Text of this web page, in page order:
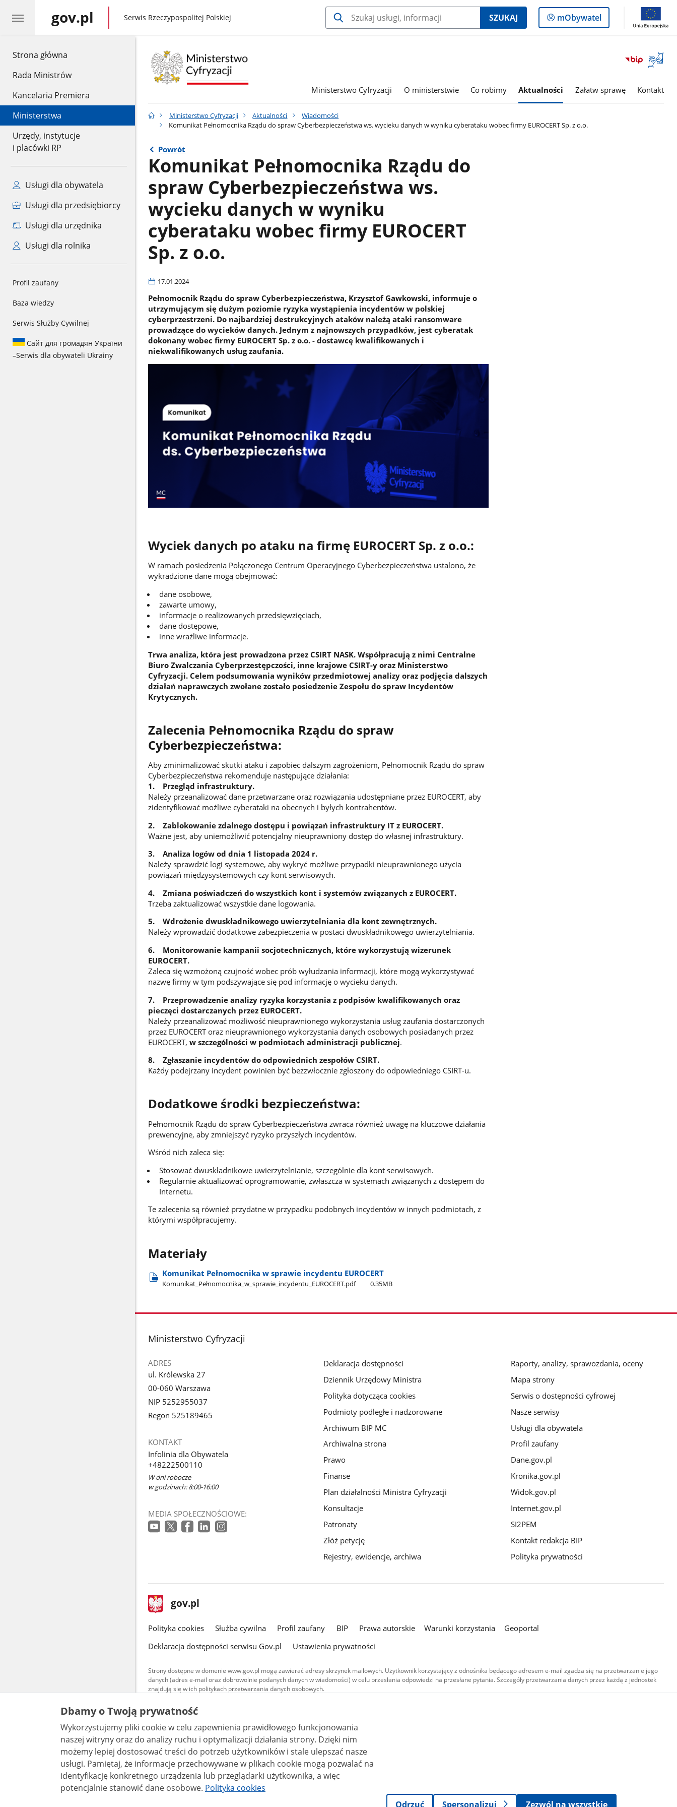
Strona główna
Rada Ministrów
Kancelaria Premiera
Ministerstwa
Urzędy, instytucje
i placówki RP
Usługi dla obywatela
Usługi dla przedsiębiorcy
Usługi dla urzędnika
Usługi dla rolnika
Profil zaufany
Baza wiedzy
Serwis Służby Cywilnej
Сайт для громадян України
–Serwis dla obywateli Ukrainy
gov.pl gov.pl
Serwis Rzeczypospolitej Polskiej SZUKAJ
Logowanie
do
mObywatel
Otwórz
okno
Ministerstwo Cyfryzacji O ministerstwie Co robimy Aktualności Załatw sprawę Kontakt
Ministerstwo Cyfryzacji Aktualności
Wiadomości
Komunikat Pełnomocnika Rządu do spraw Cyberbezpieczeństwa ws. wycieku danych w wyniku cyberataku wobec firmy EUROCERT Sp. z o.o.
Powrót
Komunikat Pełnomocnika Rządu do
spraw Cyberbezpieczeństwa ws.
wycieku danych w wyniku
cyberataku wobec firmy EUROCERT
Sp. z o.o.
17.01.2024
Pełnomocnik Rządu do spraw Cyberbezpieczeństwa, Krzysztof Gawkowski, informuje o
utrzymującym się dużym poziomie ryzyka wystąpienia incydentów w polskiej
cyberprzestrzeni. Do najbardziej destrukcyjnych ataków należą ataki ransomware
prowadzące do wycieków danych. Jednym z najnowszych przypadków, jest cyberatak
dokonany wobec firmy EUROCERT Sp. z o.o. - dostawcę kwalifikowanych i
niekwalifikowanych usług zaufania.
Wyciek danych po ataku na firmę EUROCERT Sp. z o.o.:
W ramach posiedzenia Połączonego Centrum Operacyjnego Cyberbezpieczeństwa ustalono, że
wykradzione dane mogą obejmować:
dane osobowe,
zawarte umowy,
informacje o realizowanych przedsięwzięciach,
dane dostępowe,
inne wrażliwe informacje.
Trwa analiza, która jest prowadzona przez CSIRT NASK. Współpracują z nimi Centralne
Biuro Zwalczania Cyberprzestępczości, inne krajowe CSIRT-y oraz Ministerstwo
Cyfryzacji. Celem podsumowania wyników przedmiotowej analizy oraz podjęcia dalszych
działań naprawczych zwołane zostało posiedzenie Zespołu do spraw Incydentów
Krytycznych.
Zalecenia Pełnomocnika Rządu do spraw
Cyberbezpieczeństwa:
Aby zminimalizować skutki ataku i zapobiec dalszym zagrożeniom, Pełnomocnik Rządu do spraw
Cyberbezpieczeństwa rekomenduje następujące działania:
1. Przegląd infrastruktury.
Należy przeanalizować dane przetwarzane oraz rozwiązania udostępniane przez EUROCERT, aby
zidentyfikować możliwe cyberataki na obecnych i byłych kontrahentów.
2. Zablokowanie zdalnego dostępu i powiązań infrastruktury IT z EUROCERT.
Ważne jest, aby uniemożliwić potencjalny nieuprawniony dostęp do własnej infrastruktury.
3. Analiza logów od dnia 1 listopada 2024 r.
Należy sprawdzić logi systemowe, aby wykryć możliwe przypadki nieuprawnionego użycia
powiązań międzysystemowych czy kont serwisowych.
4. Zmiana poświadczeń do wszystkich kont i systemów związanych z EUROCERT.
Trzeba zaktualizować wszystkie dane logowania.
5. Wdrożenie dwuskładnikowego uwierzytelniania dla kont zewnętrznych.
Należy wprowadzić dodatkowe zabezpieczenia w postaci dwuskładnikowego uwierzytelniania.
6. Monitorowanie kampanii socjotechnicznych, które wykorzystują wizerunek
EUROCERT.
Zaleca się wzmożoną czujność wobec prób wyłudzania informacji, które mogą wykorzystywać
nazwę firmy w tym podszywające się pod informację o wycieku danych.
7. Przeprowadzenie analizy ryzyka korzystania z podpisów kwalifikowanych oraz
pieczęci dostarczanych przez EUROCERT.
Należy przeanalizować możliwość nieuprawnionego wykorzystania usług zaufania dostarczonych
przez EUROCERT oraz nieuprawnionego wykorzystania danych osobowych posiadanych przez
EUROCERT, w szczególności w podmiotach administracji publicznej.
8. Zgłaszanie incydentów do odpowiednich zespołów CSIRT.
Każdy podejrzany incydent powinien być bezzwłocznie zgłoszony do odpowiedniego CSIRT-u.
Dodatkowe środki bezpieczeństwa:
Pełnomocnik Rządu do spraw Cyberbezpieczeństwa zwraca również uwagę na kluczowe działania
prewencyjne, aby zmniejszyć ryzyko przyszłych incydentów.
Wśród nich zaleca się:
Stosować dwuskładnikowe uwierzytelnianie, szczególnie dla kont serwisowych.
Regularnie aktualizować oprogramowanie, zwłaszcza w systemach związanych z dostępem do
Internetu.
Te zalecenia są również przydatne w przypadku podobnych incydentów w innych podmiotach, z
którymi współpracujemy.
Materiały
Komunikat Pełnomocnika w sprawie incydentu EUROCERT
Komunikat​_Pełnomocnika​_w​_sprawie​_incydentu​_EUROCERT.pdf 0.35MB
stopka
Ministerstwo Cyfryzacji
ADRES
ul. Królewska 27
00-060 Warszawa
NIP 5252955037
Regon 525189465
KONTAKT
Infolinia dla Obywatela
+48222500110
W dni robocze
w godzinach: 8:00-16:00
MEDIA SPOŁECZNOŚCIOWE:
Deklaracja dostępności
Dziennik Urzędowy Ministra
Polityka dotycząca cookies
Podmioty podległe i nadzorowane
Archiwum BIP MC
Archiwalna strona
Prawo
Finanse
Plan działalności Ministra Cyfryzacji
Konsultacje
Patronaty
Złóż petycję
Rejestry, ewidencje, archiwa
Raporty, analizy, sprawozdania, oceny
Mapa strony
Serwis o dostępności cyfrowej
Nasze serwisy
Usługi dla obywatela
Profil zaufany
Dane.gov.pl
Kronika.gov.pl
Widok.gov.pl
Internet.gov.pl
SI2PEM
Kontakt redakcja BIP
Polityka prywatności
stopka
gov.pl Strona
gov.pl
gov.pl
Polityka cookies Służba cywilna Profil zaufany BIP Prawa autorskie Warunki korzystania
Geoportal
Deklaracja dostępności serwisu Gov.pl
Ustawienia prywatności
Strony dostępne w domenie www.gov.pl mogą zawierać adresy skrzynek mailowych. Użytkownik korzystający z odnośnika będącego adresem e-mail zgadza się na przetwarzanie jego
danych (adres e-mail oraz dobrowolnie podanych danych w wiadomości) w celu przesłania odpowiedzi na przesłane pytania. Szczegóły przetwarzania danych przez każdą z jednostek
znajdują się w ich politykach przetwarzania danych osobowych.
Treści tekstowe publikowane w serwisie (z wyłączeniem treści audiowizualnych), są
udostępniane na licencji typu Creative Commons: uznanie autorstwa - na tych samych
warunkach 4.0 (CC BY-SA 4.0). Materiały audiowizualne, w tym zdjęcia, materiały audio i wideo,
są udostępniane na licencji typu Creative Commons: uznanie autorstwa użycie niekomercyjne -
bez utworów zależnych 4.0 (CC BY-NC-ND 4.0), o ile nie jest to stwierdzone inaczej.
Dbamy o Twoją prywatność
Wykorzystujemy pliki cookie w celu zapewnienia prawidłowego funkcjonowania
naszej witryny oraz do analizy ruchu i optymalizacji działania strony. Dzięki nim
możemy lepiej dostosować treści do potrzeb użytkowników i stale ulepszać nasze
usługi. Pamiętaj, że informacje przechowywane w plikach cookie mogą pozwalać na
identyfikację konkretnego urządzenia lub przeglądarki użytkownika, a więc
potencjalnie stanowić dane osobowe. Polityka cookies
Odrzuć
Spersonalizuj Zezwól na wszystkie